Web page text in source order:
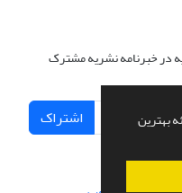
بهترین
در خبرنامه نشریه مشترک
اشتراک